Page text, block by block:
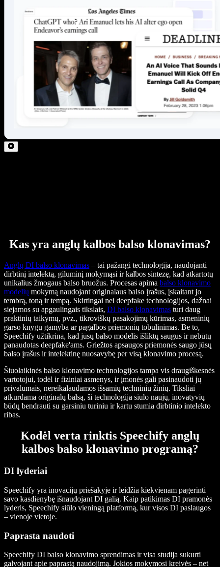
Kas yra anglų kalbos balso klonavimas?
Anglų DI balso klonavimas – tai pažangi technologija, naudojanti
dirbtinį intelektą, giluminį mokymąsi ir kalbos sintezę, kad atkartotų
unikalius žmogaus balso bruožus. Procesas apima balso klonavimo
modelių mokymą naudojant originalaus balso įrašus, įskaitant jo
tembrą, toną ir tempą. Skirtingai nei deepfake technologijos, dažnai
siejamos su apgaulingais tikslais, DI balso klonavimas turi daug
praktinių taikymų, pvz., tikroviškų pasakojimų kūrimas, asmeninių
garso knygų gamyba ar pagalbos priemonių tobulinimas. Be to,
Speechify užtikrina, kad jūsų balso modelis išliktų saugus ir nebūtų
panaudotas deepfake'ams. Griežtos apsaugos priemonės saugo jūsų
balso įrašus ir intelektinę nuosavybę per visą klonavimo procesą.
Šiuolaikinės balso klonavimo technologijos tampa vis draugiškesnės
vartotojui, todėl ir fiziniai asmenys, ir įmonės gali pasinaudoti jų
privalumais, nereikalaudamos išsamių techninių žinių. Tiksliai
atkurdama originalų balsą, ši technologija siūlo naujų, inovatyvių
būdų bendrauti su garsiniu turiniu ir kartu stumia dirbtinio intelekto
ribas.
Kodėl verta rinktis Speechify anglų
kalbos balso klonavimo programą?
DI lyderiai
Speechify yra inovacijų priešakyje ir leidžia kiekvienam pagerinti
savo kasdienybę išnaudojant DI galią. Kaip patikimas DI pramonės
lyderis, Speechify siūlo vieningą platformą, kur visos DI paslaugos
– vienoje vietoje.
Paprasta naudoti
Speechify DI balso klonavimo sprendimas ir visa studija sukurti
galvojant apie paprastą naudojimą. Jokios mokymosi kreivės – net